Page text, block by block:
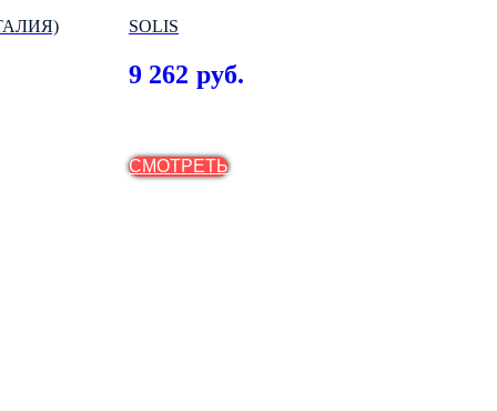
SOLIS
9 262 руб.
СМОТРЕТЬ